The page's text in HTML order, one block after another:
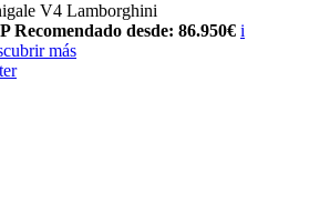
V4 Lamborghini
Recomendado desde: 86.950€ i
más